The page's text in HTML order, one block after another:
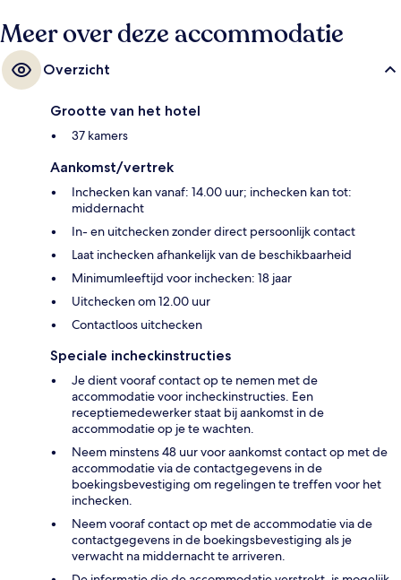
Meer over deze accommodatie
Overzicht
Grootte van het hotel
37 kamers
Aankomst/vertrek
Inchecken kan vanaf: 14.00 uur; inchecken kan tot:
middernacht
In- en uitchecken zonder direct persoonlijk contact
Laat inchecken afhankelijk van de beschikbaarheid
Minimumleeftijd voor inchecken: 18 jaar
Uitchecken om 12.00 uur
Contactloos uitchecken
Speciale incheckinstructies
Je dient vooraf contact op te nemen met de
accommodatie voor incheckinstructies. Een
receptiemedewerker staat bij aankomst in de
accommodatie op je te wachten.
Neem minstens 48 uur voor aankomst contact op met de
accommodatie via de contactgegevens in de
boekingsbevestiging om regelingen te treffen voor het
inchecken.
Neem vooraf contact op met de accommodatie via de
contactgegevens in de boekingsbevestiging als je
verwacht na middernacht te arriveren.